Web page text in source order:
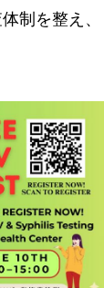
制を整え、